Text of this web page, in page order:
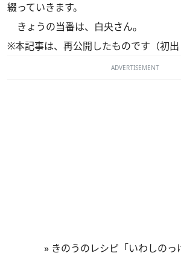
綴っていきます。
きょうの当番は、白央さん。
※本記事は、再公開したものです（初出
ADVERTISEMENT
» きのうのレシピ「いわしのっ